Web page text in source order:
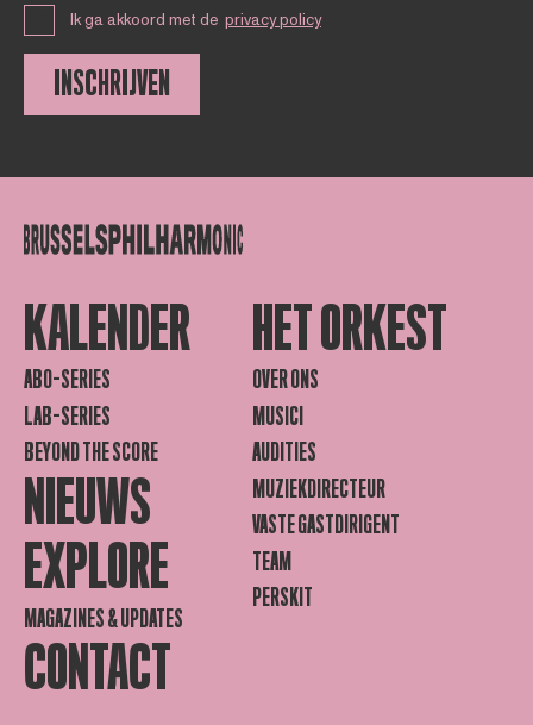
Ik ga akkoord met de privacy policy
INSCHRIJVEN
KALENDER
ABO-SERIES
LAB-SERIES
BEYOND THE SCORE
NIEUWS
EXPLORE
MAGAZINES & UPDATES
CONTACT
HET ORKEST
OVER ONS
MUSICI
AUDITIES
MUZIEKDIRECTEUR
VASTE GASTDIRIGENT
TEAM
PERSKIT